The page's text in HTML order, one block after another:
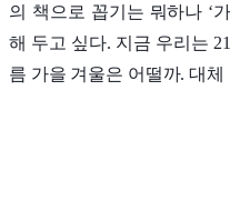
의 책으로 꼽기는 뭐하나 ‘
해 두고 싶다. 지금 우리는
름 가을 겨울은 어떨까. 대체